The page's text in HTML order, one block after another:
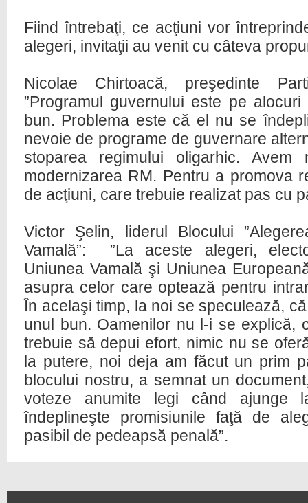
Fiind întrebaţi, ce acţiuni vor
alegeri, invitaţii au venit cu câteva
Nicolae Chirtoacă, preşedinte
”Programul guvernului este pe
bun. Problema este că el nu se
nevoie de programe de guvernare
stoparea regimului oligarhic.
modernizarea RM. Pentru a promova
de acţiuni, care trebuie realizat pas cu
Victor Şelin, liderul Blocului
Vamală”: ”La aceste alegeri,
Uniunea Vamală şi Uniunea
asupra celor care optează pentru
În acelaşi timp, la noi se speculează,
unul bun. Oamenilor nu l-i se explică,
trebuie să depui efort, nimic nu se
la putere, noi deja am făcut un prim
blocului nostru, a semnat un
voteze anumite legi când ajunge
îndeplineşte promisiunile faţă de
pasibil de pedeapsă penală”.